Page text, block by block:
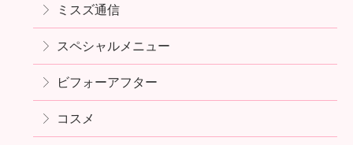
ミスズ通信
スペシャルメニュー
ビフォーアフター
コスメ